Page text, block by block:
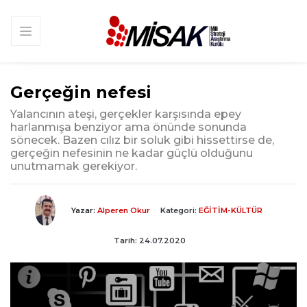
Gerçeğin nefesi
Yalancının ateşi, gerçekler karşısında epey
harlanmışa benziyor ama önünde sonunda
sönecek. Bazen cılız bir soluk gibi hissettirse de,
gerçeğin nefesinin ne kadar güçlü olduğunu
unutmamak gerekiyor.
Yazar: Alperen Okur
Tarih: 24.07.2020
Kategori: EĞİTİM-KÜLTÜR